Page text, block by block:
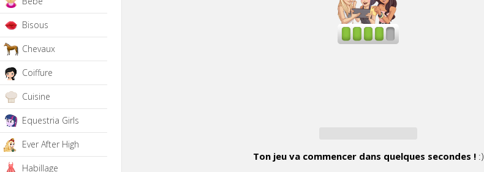
Bisous
Chevaux
Coiffure
Cuisine
Equestria Girls
Ever After High
Habillage
Ton jeu va commencer dans quelques secondes !:)